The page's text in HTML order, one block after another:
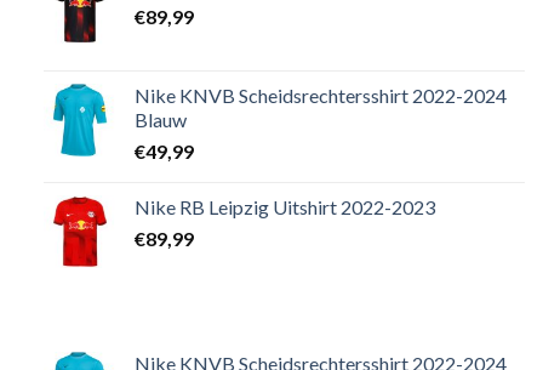
€89,99
Nike KNVB Scheidsrechtersshirt 2022-2024
Blauw
€49,99
Nike RB Leipzig Uitshirt 2022-2023
€89,99
Nike KNVB Scheidsrechtersshirt 2022-2024